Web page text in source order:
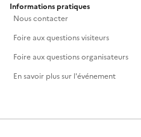
Informations pratiques
Nous contacter
Foire aux questions visiteurs
Foire aux questions organisateurs
En savoir plus sur l'événement